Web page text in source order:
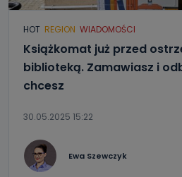
HOT REGION WIADOMOŚCI
Książkomat już przed
biblioteką. Zamawiasz i
chcesz
30.05.2025 15:22
Ewa Szewczyk